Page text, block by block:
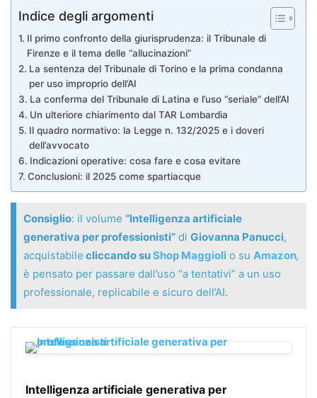
Indice degli argomenti
Il primo confronto della giurisprudenza: il Tribunale di
Firenze e il tema delle “allucinazioni”
La sentenza del Tribunale di Torino e la prima condanna
per uso improprio dell’AI
La conferma del Tribunale di Latina e l’uso “seriale” dell’AI
Un ulteriore chiarimento dal TAR Lombardia
Il quadro normativo: la Legge n. 132/2025 e i doveri
dell’avvocato
Indicazioni operative: cosa fare e cosa evitare
Conclusioni: il 2025 come spartiacque
Consiglio: il volume “Intelligenza artificiale
generativa per professionisti” di Giovanna Panucci,
acquistabile cliccando suShop Maggioli o su Amazon,
è pensato per passare dall’uso “a tentativi” a un uso
professionale, replicabile e sicuro dell’AI.
Intelligenza artificiale generativa per